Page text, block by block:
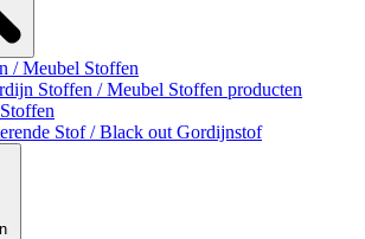
/ Meubel Stoffen
Stoffen / Meubel Stoffen producten
Stof / Black out Gordijnstof